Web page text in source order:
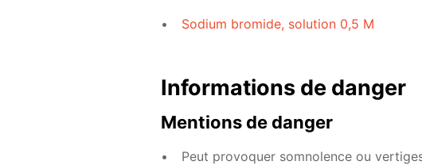
Sodium bromide, solution 0,5 M
Informations de danger
Mentions de danger
Peut provoquer somnolence ou